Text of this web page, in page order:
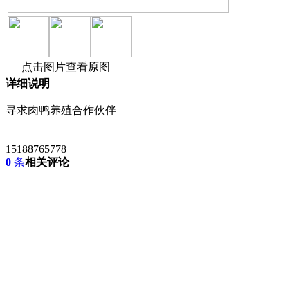
点击图片查看原图
详细说明
寻求肉鸭养殖合作伙伴
15188765778
0 条相关评论